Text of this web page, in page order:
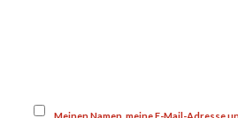
Meinen Namen, meine E-Mail-Adresse